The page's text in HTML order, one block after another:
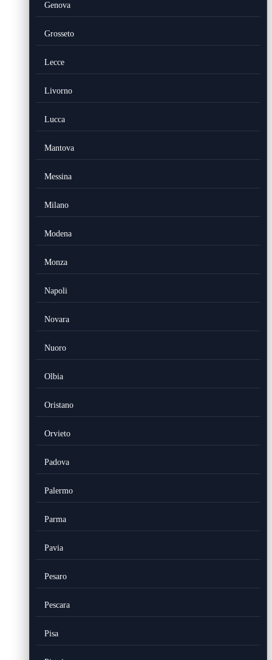
Genova
Grosseto
Lecce
Livorno
Lucca
Mantova
Messina
Milano
Modena
Monza
Napoli
Novara
Nuoro
Olbia
Oristano
Orvieto
Padova
Palermo
Parma
Pavia
Pesaro
Pescara
Pisa